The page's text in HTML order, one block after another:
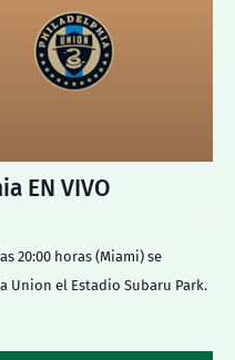
EN VIVO
20:00 horas (Miami) se
Union el Estadio Subaru Park.